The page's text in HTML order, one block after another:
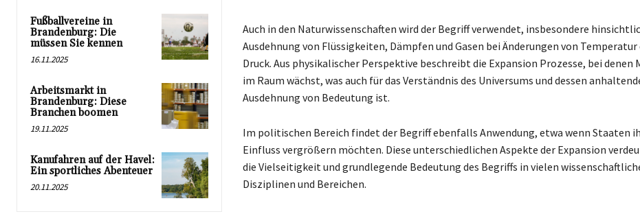
Fußballvereine in
Brandenburg: Die
müssen Sie kennen
16.11.2025
Arbeitsmarkt in
Brandenburg: Diese
Branchen boomen
19.11.2025
Kanufahren auf der Havel:
Ein sportliches Abenteuer
20.11.2025
Auch in den Naturwissenschaften wird der Begriff verwendet, insbesondere
Ausdehnung von Flüssigkeiten, Dämpfen und Gasen bei Änderungen von Temperatur
Druck. Aus physikalischer Perspektive beschreibt die Expansion Prozesse, bei denen
im Raum wächst, was auch für das Verständnis des Universums und dessen
Ausdehnung von Bedeutung ist.
Im politischen Bereich findet der Begriff ebenfalls Anwendung, etwa wenn Staaten
Einfluss vergrößern möchten. Diese unterschiedlichen Aspekte der Expansion
die Vielseitigkeit und grundlegende Bedeutung des Begriffs in vielen
Disziplinen und Bereichen.